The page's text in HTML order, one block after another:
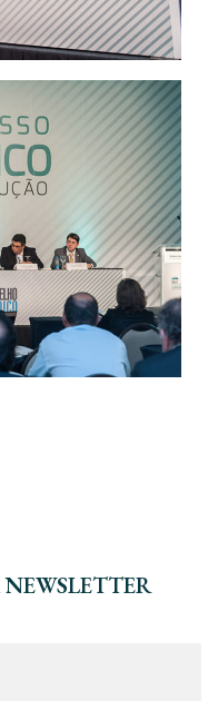
NEWSLETTER